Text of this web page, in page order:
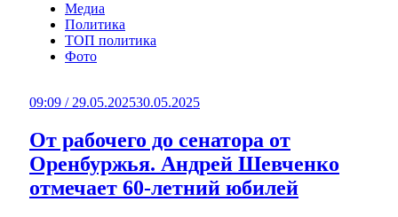
Медиа
Политика
ТОП политика
Фото
09:09 / 29.05.202530.05.2025
От рабочего до сенатора от
Оренбуржья. Андрей Шевченко
отмечает 60-летний юбилей